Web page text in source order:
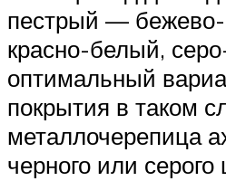
пестрый —
красно-белый,
оптимальный
покрытия в таком
металлочерепица
черного или серого